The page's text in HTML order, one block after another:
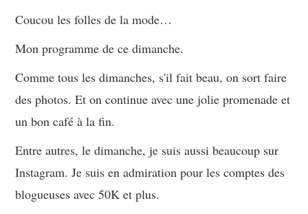
Coucou les folles de la mode…
Mon programme de ce dimanche.
Comme tous les dimanches, s'il fait beau, on sort faire
des photos. Et on continue avec une jolie promenade et
un bon café à la fin.
Entre autres, le dimanche, je suis aussi beaucoup sur
Instagram. Je suis en admiration pour les comptes des
blogueuses avec 50K et plus.